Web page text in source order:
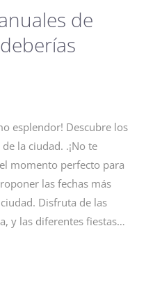
de
esplendor! Descubre los
la ciudad. .¡No te
momento perfecto para
las fechas más
Disfruta de las
y las diferentes fiestas…